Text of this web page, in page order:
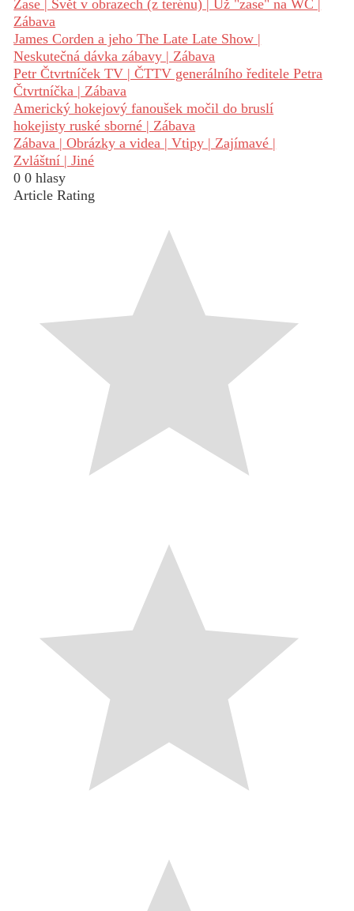
Zase | Svět v obrazech (z terénu) | Už "zase" na WC |
Zábava
James Corden a jeho The Late Late Show |
Neskutečná dávka zábavy | Zábava
Petr Čtvrtníček TV | ČTTV generálního ředitele Petra
Čtvrtníčka | Zábava
Americký hokejový fanoušek močil do bruslí
hokejisty ruské sborné | Zábava
Zábava | Obrázky a videa | Vtipy | Zajímavé |
Zvláštní | Jiné
0 0 hlasy
Article Rating